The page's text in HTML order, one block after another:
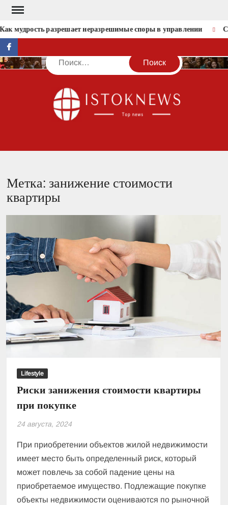
Перейти
содержимому
мудрость разрешает неразрешимые споры в управлении
facebook
Поиск
Метка:занижение стоимости
квартиры
Lifestyle
Риски занижения стоимости квартиры
при покупке
24 августа, 2024
При приобретении объектов жилой недвижимости
имеет место быть определенный риск, который
может повлечь за собой падение цены на
приобретаемое имущество. Подлежащие покупке
объекты недвижимости оцениваются по рыночной